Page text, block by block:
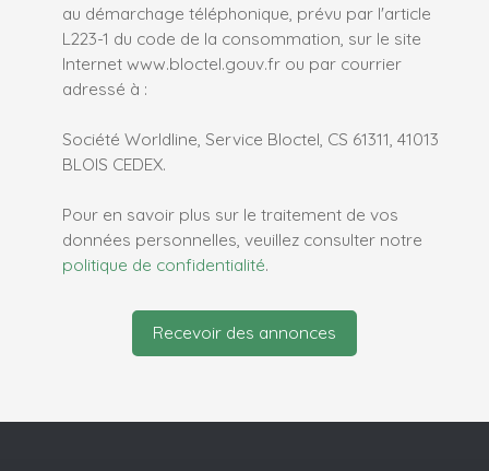
au démarchage téléphonique, prévu par l'article
L223-1 du code de la consommation, sur le site
Internet www.bloctel.gouv.fr ou par courrier
adressé à :
Société Worldline, Service Bloctel, CS 61311, 41013
BLOIS CEDEX.
Pour en savoir plus sur le traitement de vos
données personnelles, veuillez consulter notre
politique de confidentialité.
Recevoir des annonces